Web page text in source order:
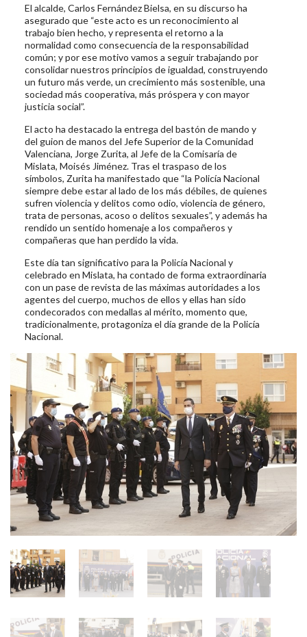
El alcalde, Carlos Fernández Bielsa, en su discurso ha
asegurado que “este acto es un reconocimiento al
trabajo bien hecho, y representa el retorno a la
normalidad como consecuencia de la responsabilidad
común; y por ese motivo vamos a seguir trabajando por
consolidar nuestros principios de igualdad, construyendo
un futuro más verde, un crecimiento más sostenible, una
sociedad más cooperativa, más próspera y con mayor
justicia social”.
El acto ha destacado la entrega del bastón de mando y
del guion de manos del Jefe Superior de la Comunidad
Valenciana, Jorge Zurita, al Jefe de la Comisaría de
Mislata, Moisés Jiménez. Tras el traspaso de los
símbolos, Zurita ha manifestado que “la Policía Nacional
siempre debe estar al lado de los más débiles, de quienes
sufren violencia y delitos como odio, violencia de género,
trata de personas, acoso o delitos sexuales”, y además ha
rendido un sentido homenaje a los compañeros y
compañeras que han perdido la vida.
Este día tan significativo para la Policía Nacional y
celebrado en Mislata, ha contado de forma extraordinaria
con un pase de revista de las máximas autoridades a los
agentes del cuerpo, muchos de ellos y ellas han sido
condecorados con medallas al mérito, momento que,
tradicionalmente, protagoniza el día grande de la Policía
Nacional.